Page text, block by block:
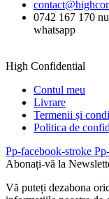
0742 167 170
whatsapp
High Confidential
Contul meu
Livrare
Termenii și
Politica de
Pp-facebook-stroke
Abonați-vă la
Vă puteți dezabona